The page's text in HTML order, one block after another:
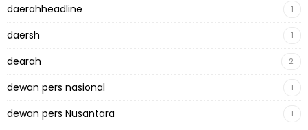
daerahheadline 1
daersh 1
dearah 2
dewan pers nasional 1
dewan pers Nusantara 1